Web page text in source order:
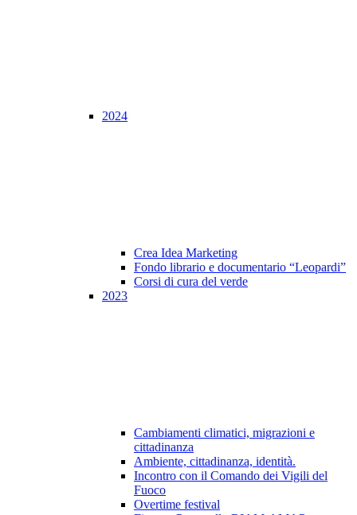
2024
Crea Idea Marketing
Fondo librario e documentario “Leopardi”
Corsi di cura del verde
2023
Cambiamenti climatici, migrazioni e
cittadinanza
Ambiente, cittadinanza, identità.
Incontro con il Comando dei Vigili del
Fuoco
Overtime festival